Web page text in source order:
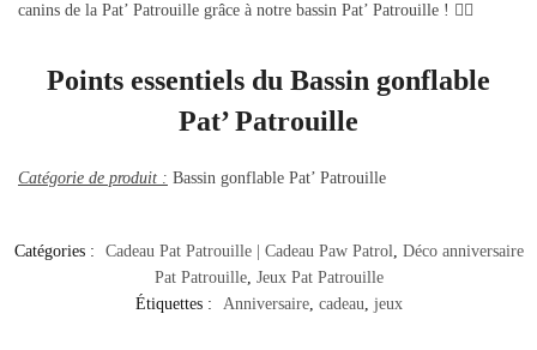
canins de la Pat’ Patrouille grâce à notre bassin Pat’ Patrouille ! 🐕‍🦺
Points essentiels du Bassin gonflable
Pat’ Patrouille
Catégorie de produit : Bassin gonflable Pat’ Patrouille
Catégories : Cadeau Pat Patrouille | Cadeau Paw Patrol, Déco anniversaire
Pat Patrouille, Jeux Pat Patrouille
Étiquettes :
Anniversaire, cadeau, jeux